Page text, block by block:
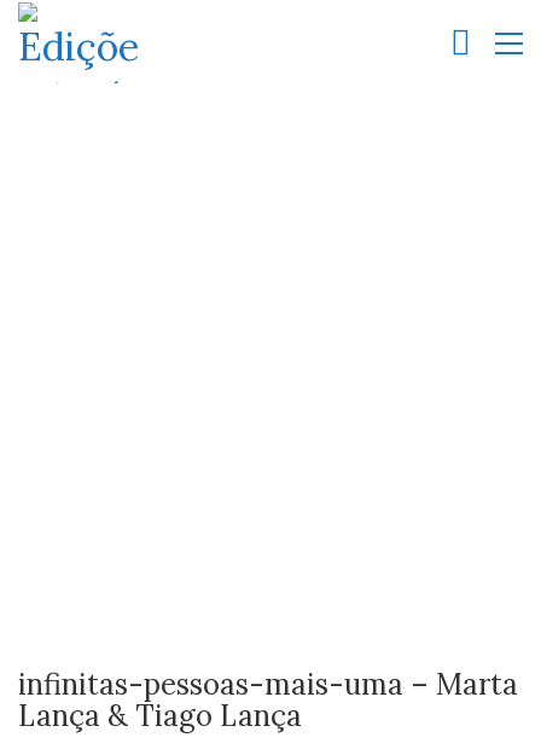
infinitas-pessoas-mais-uma – Marta
Lança & Tiago Lança